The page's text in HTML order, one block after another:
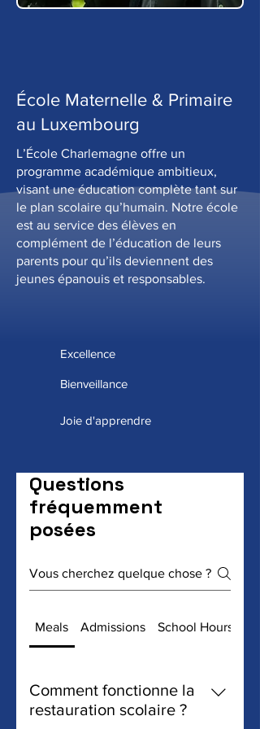
École Maternelle & Primaire
au Luxembourg
L’École Charlemagne offre un
programme académique ambitieux,
visant une éducation complète tant sur
le plan scolaire qu’humain. Notre école
est au service des élèves en
complément de l’éducation de leurs
parents pour qu’ils deviennent des
jeunes épanouis et responsables.
Excellence
Bienveillance
Joie d'apprendre
Questions
fréquemment
posées
Meals Admissions School Hours
Comment fonctionne la
restauration scolaire ?